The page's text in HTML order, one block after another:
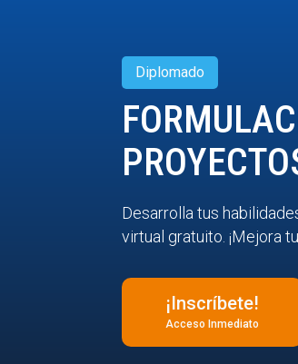
Diplomado
Desarrolla tus
virtual gratuito. ¡Mejora
¡Inscríbete!
Acceso Inmediato